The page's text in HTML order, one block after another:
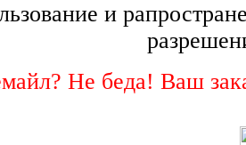
и
Не беда! Ваш